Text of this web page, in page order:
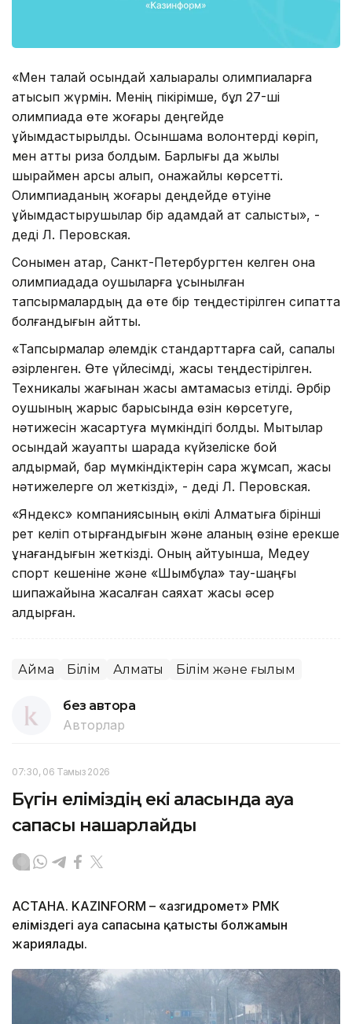
«Мен талай осындай халықаралық олимпиаларға
қатысып жүрмін. Менің пікірімше, бұл 27-ші
олимпиада өте жоғары деңгейде
ұйымдастырылды. Осыншама волонтерді көріп,
мен қатты риза болдым. Барлығы да жылы
шыраймен қарсы алып, қонақжайлық көрсетті.
Олимпиаданың жоғары деңдейде өтуіне
ұйымдастырушылар бір адамдай ат салысты», -
деді Л. Перовская.
Сонымен қатар, Санкт-Петербургтен келген қонақ
олимпиадада оқушыларға ұсынылған
тапсырмалардың да өте бір теңдестірілген сипатта
болғандығын айтты.
«Тапсырмалар әлемдік стандарттарға сай, сапалы
әзірленген. Өте үйлесімді, жақсы теңдестірілген.
Техникалық жағынан жақсы қамтамасыз етілді. Әрбір
оқушының жарыс барысында өзін көрсетуге,
нәтижесін жақсартуға мүмкіндігі болды. Мықтылар
осындай жауапты шарада күйзеліске бой
алдырмай, бар мүмкіндіктерін сарқа жұмсап, жақсы
нәтижелерге қол жеткізді», - деді Л. Перовская.
«Яндекс» компаниясының өкілі Алматыға бірінші
рет келіп отырғандығын және қаланың өзіне ерекше
ұнағандығын жеткізді. Оның айтуынша, Медеу
спорт кешеніне және «Шымбұлақ» тау-шаңғы
шипажайына жасалған саяхат жақсы әсер
қалдырған.
Аймақ Білім Алматы Білім және ғылым
без автора
Авторлар
07:30, 06 Тамыз 2026
Бүгін еліміздің екі қаласында ауа
сапасы нашарлайды
АСТАНА. KAZINFORM – «Қазгидромет» РМК
еліміздегі ауа сапасына қатысты болжамын
жариялады.